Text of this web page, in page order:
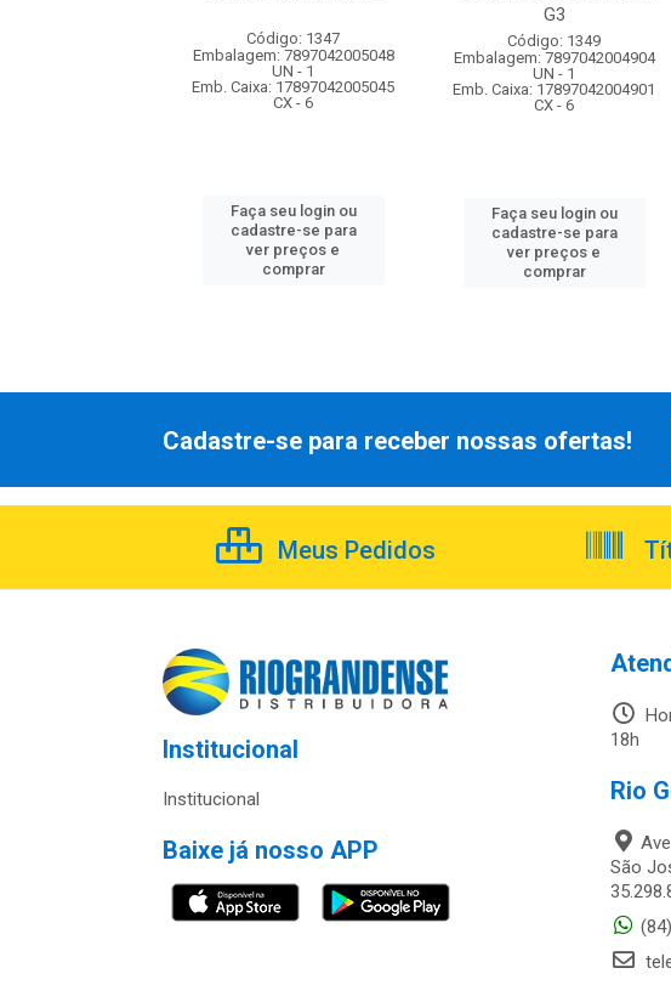
Código: 1347
Embalagem: 7897042005048
UN - 1
Emb. Caixa: 17897042005045
CX - 6
Faça seu login ou
cadastre-se para
ver preços e
comprar
G3
Código: 1349
Embalagem: 7897042004904
UN - 1
Emb. Caixa: 17897042004901
CX - 6
Faça seu login ou
cadastre-se para
ver preços e
comprar
Cadastre-se para receber nossas ofertas!
Meus Pedidos
Institucional
Institucional
Baixe já nosso APP
18h
Rio
São